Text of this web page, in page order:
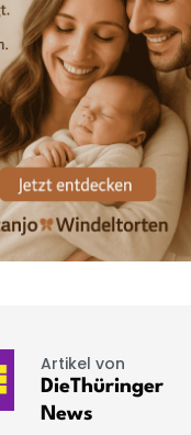
Artikel von
DieThüringer
News